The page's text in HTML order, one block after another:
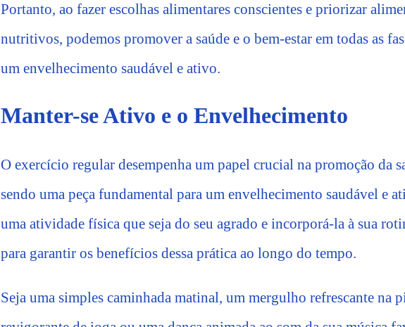
Portanto, ao fazer escolhas alimentares conscientes e priorizar
nutritivos, podemos promover a saúde e o bem-estar em todas as
um envelhecimento saudável e ativo.
Manter-se Ativo e o Envelhecimento
O exercício regular desempenha um papel crucial na promoção da
sendo uma peça fundamental para um envelhecimento saudável e
uma atividade física que seja do seu agrado e incorporá-la à sua
para garantir os benefícios dessa prática ao longo do tempo.
Seja uma simples caminhada matinal, um mergulho refrescante na